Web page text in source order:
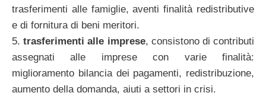
trasferimenti alle famiglie, aventi finalità redistributive
e di fornitura di beni meritori.
5.trasferimenti alle imprese, consistono di contributi
assegnati alle imprese con varie finalità:
miglioramento bilancia dei pagamenti, redistribuzione,
aumento della domanda, aiuti a settori in crisi.